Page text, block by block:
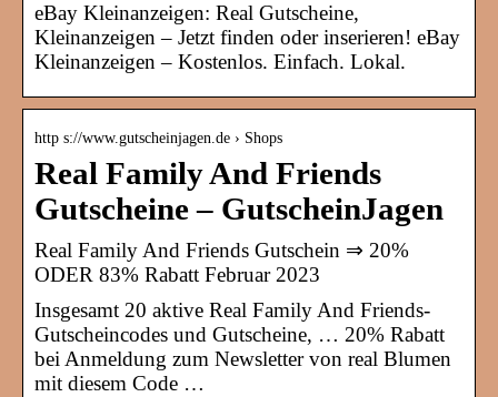
eBay Kleinanzeigen: Real Gutscheine,
Kleinanzeigen – Jetzt finden oder inserieren! eBay
Kleinanzeigen – Kostenlos. Einfach. Lokal.
http s://www.gutscheinjagen.de › Shops
Real Family And Friends
Gutscheine – GutscheinJagen
Real Family And Friends Gutschein ⇒ 20%
ODER 83% Rabatt Februar 2023
Insgesamt 20 aktive Real Family And Friends-
Gutscheincodes und Gutscheine, … 20% Rabatt
bei Anmeldung zum Newsletter von real Blumen
mit diesem Code …